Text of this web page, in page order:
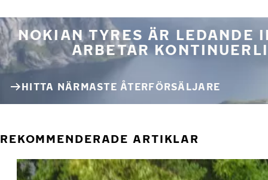
NOKIAN TYRES ÄR LEDANDE
ARBETAR
HITTA NÄRMASTE ÅTERFÖRSÄLJARE
REKOMMENDERADE ARTIKLAR